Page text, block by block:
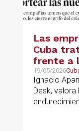
Las
Cuba
frente a
prepara
19/05/2026
Ignacio
Desk,